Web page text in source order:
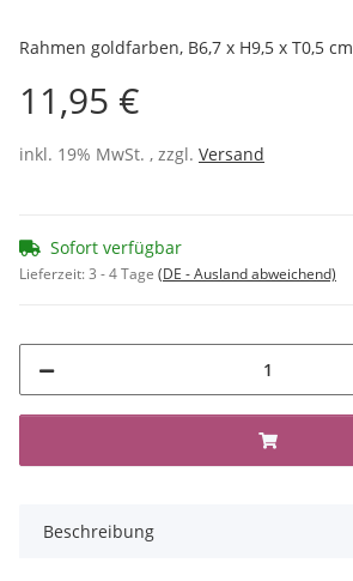
Rahmen goldfarben, B6,7 x H9,5 x T0,5 cm
11,95 €
inkl. 19% MwSt. , zzgl. Versand
Sofort verfügbar
Lieferzeit:3 - 4 Tage (DE - Ausland abweichend)
Beschreibung